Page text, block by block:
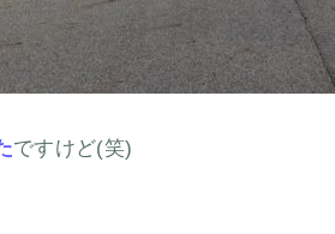
ですけど(笑)